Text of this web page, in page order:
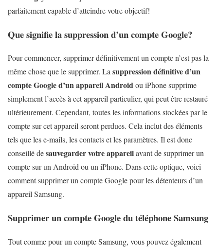
parfaitement capable d’atteindre votre objectif!
Que signifie la suppression d’un compte Google?
Pour commencer, supprimer définitivement un compte n’est pas la
même chose que le supprimer. Lasuppression définitive d’un
compte Google d’un appareil Androidou iPhone supprime
simplement l’accès à cet appareil particulier, qui peut être restauré
ultérieurement. Cependant, toutes les informations stockées par le
compte sur cet appareil seront perdues. Cela inclut des éléments
tels que les e-mails, les contacts et les paramètres. Il est donc
conseillé desauvegarder votre appareilavant de supprimer un
compte sur un Android ou un iPhone. Dans cette optique, voici
comment supprimer un compte Google pour les détenteurs d’un
appareil Samsung.
Supprimer un compte Google du téléphone Samsung
Tout comme pour un compte Samsung, vous pouvez également